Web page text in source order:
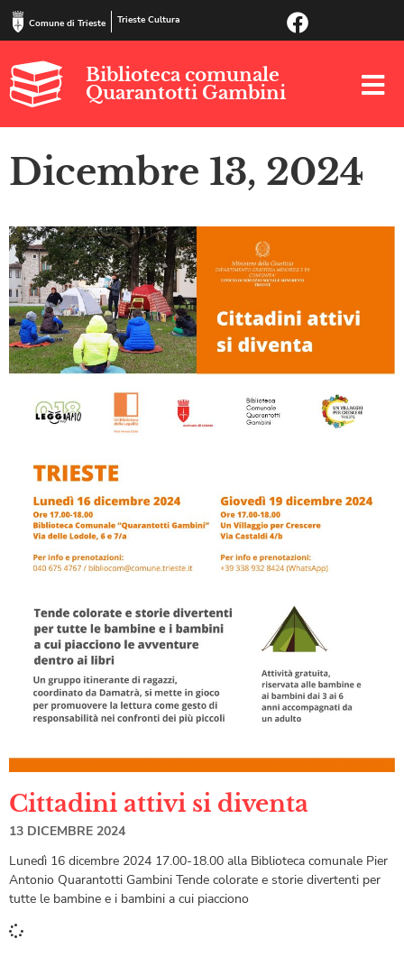
Comune di Trieste Trieste Cultura
Biblioteca comunale
Quarantotti Gambini
Dicembre 13, 2024
Cittadini attivi si diventa
13 DICEMBRE 2024
Lunedì 16 dicembre 2024 17.00-18.00 alla Biblioteca comunale Pier
Antonio Quarantotti Gambini Tende colorate e storie divertenti per
tutte le bambine e i bambini a cui piacciono